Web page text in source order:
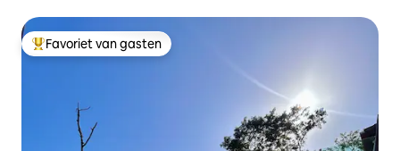
Topfavoriet van gasten
Favoriet van gasten